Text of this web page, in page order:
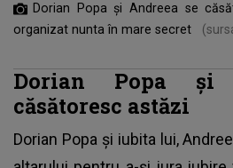
Dorian Popa și Andreea se
organizat nunta în mare secret
Dorian Popa și
căsătoresc astăzi
Dorian Popași iubita lui,